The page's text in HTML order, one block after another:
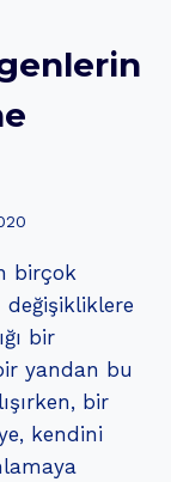
birçok
bir
yandan bu
bir
kendini